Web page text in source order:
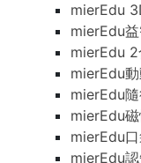
mierEdu
mierEdu
mierEdu 2
mierEdu
mierEdu
mierEdu
mierEdu
mierEdu